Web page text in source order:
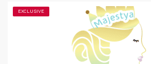
EXCLUSIVE